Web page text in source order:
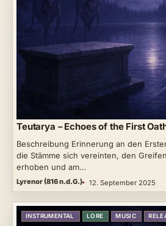
Teutarya – Echoes of the First
Beschreibung Erinnerung an den
die Stämme sich vereinten, den
erhoben und am…
Lyrenor (816 n.d.G.) 12. September 2025
INSTRUMENTAL LORE MUSIC